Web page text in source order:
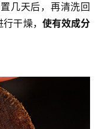
几天后，再清洗回
干燥， 使有效成分